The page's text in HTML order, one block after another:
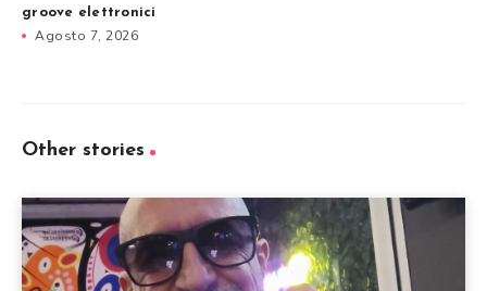
groove elettronici
Agosto 7, 2026
Other stories